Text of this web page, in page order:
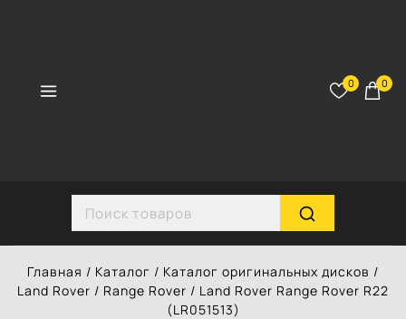
0 0
Главная / Каталог / Каталог оригинальных дисков /
Land Rover / Range Rover / Land Rover Range Rover R22
(LR051513)